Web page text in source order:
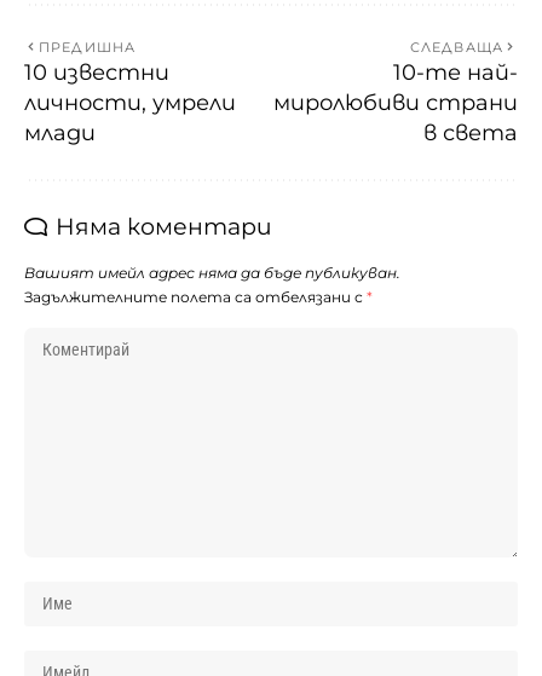
ПРЕДИШНА
10 известни
личности, умрели
млади
СЛЕДВАЩА
10-те най-
миролюбиви страни
в света
Няма коментари
Вашият имейл адрес няма да бъде публикуван.
Задължителните полета са отбелязани с *